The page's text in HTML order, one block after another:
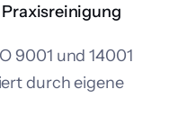
Praxisreinigung
9001 und 14001
durch eigene